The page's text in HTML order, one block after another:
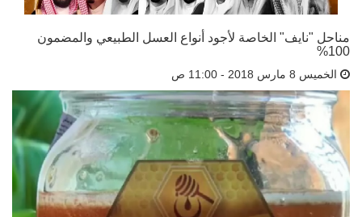
مناحل "نايف" الخاصة لأجود أنواع العسل الطبيعي والمضمون
100%
الخميس 8 مارس 2018 - 11:00 ص